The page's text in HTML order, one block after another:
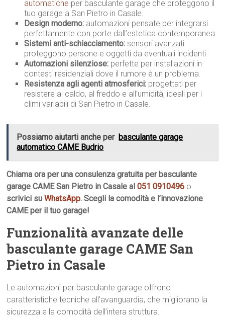
automatiche per basculante garage che proteggono il
tuo garage a San Pietro in Casale.
Design moderno: automazioni pensate per integrarsi
perfettamente con porte dall’estetica contemporanea.
Sistemi anti-schiacciamento: sensori avanzati
proteggono persone e oggetti da eventuali incidenti.
Automazioni silenziose: perfette per installazioni in
contesti residenziali dove il rumore è un problema.
Resistenza agli agenti atmosferici: progettati per
resistere al caldo, al freddo e all’umidità, ideali per i
climi variabili di San Pietro in Casale.
Possiamo aiutarti anche per basculante garage
automatico CAME Budrio
Chiama ora per una consulenza gratuita per basculante
garage CAME San Pietro in Casale al051 0910496 o
scrivici suWhatsApp. Scegli la comodità e l’innovazione
CAME per il tuo garage!
Funzionalità avanzate delle
basculante garage CAME San
Pietro in Casale
Le automazioni per basculante garage offrono
caratteristiche tecniche all’avanguardia, che migliorano la
sicurezza e la comodità dell’intera struttura.